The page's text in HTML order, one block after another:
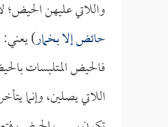
واللاتي عليهن الحيض؛
حائض إلا بخمار) يعني:
فالحيض المتلبسات
اللاتي يصلين، وإنما